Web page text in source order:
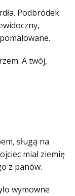
Podbródek
A twój,
sługą na
miał ziemię
z panów.
wymowne